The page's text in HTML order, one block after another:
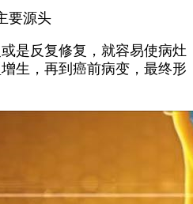
要源头
是反复修复，就容易使病灶
生，再到癌前病变，最终形